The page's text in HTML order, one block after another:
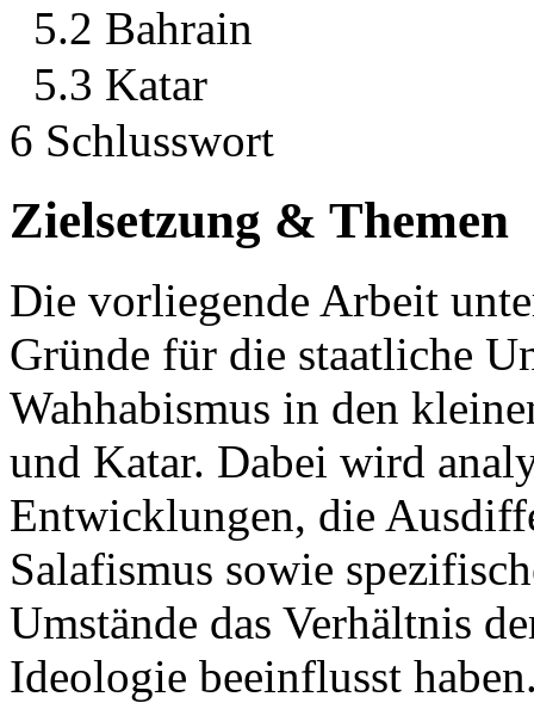
5.2 Bahrain
5.3 Katar
6 Schlusswort
Zielsetzung & Themen
Die vorliegende Arbeit
Gründe für die staatliche
Wahhabismus in den
und Katar. Dabei wird
Entwicklungen, die
Salafismus sowie
Umstände das Verhältnis
Ideologie beeinflusst